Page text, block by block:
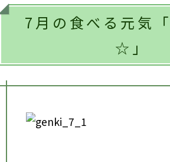
7月の食べる元気
☆」